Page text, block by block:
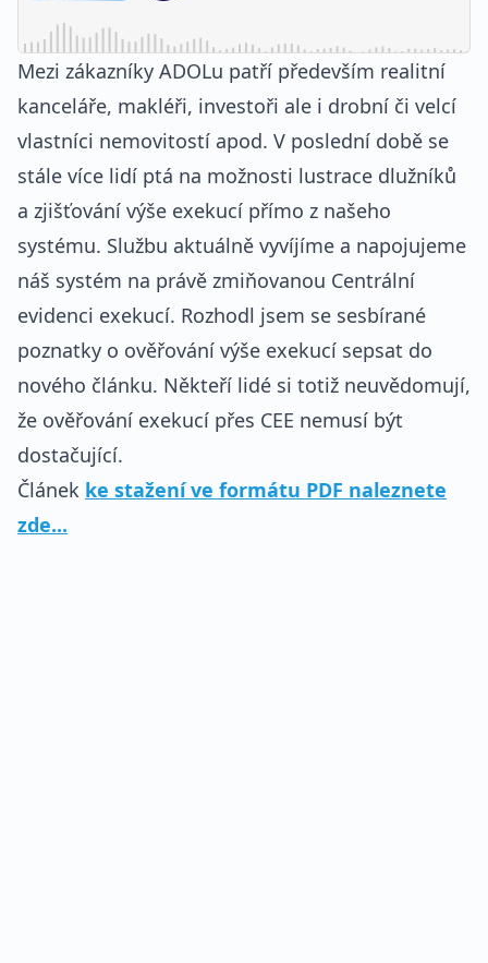
Mezi zákazníky ADOLu patří především realitní
kanceláře, makléři, investoři ale i drobní či velcí
vlastníci nemovitostí apod. V poslední době se
stále více lidí ptá na možnosti lustrace dlužníků
a zjišťování výše exekucí přímo z našeho
systému. Službu aktuálně vyvíjíme a napojujeme
náš systém na právě zmiňovanou Centrální
evidenci exekucí. Rozhodl jsem se sesbírané
poznatky o ověřování výše exekucí sepsat do
nového článku. Někteří lidé si totiž neuvědomují,
že ověřování exekucí přes CEE nemusí být
dostačující.
Článek ke stažení ve formátu PDF naleznete
zde...